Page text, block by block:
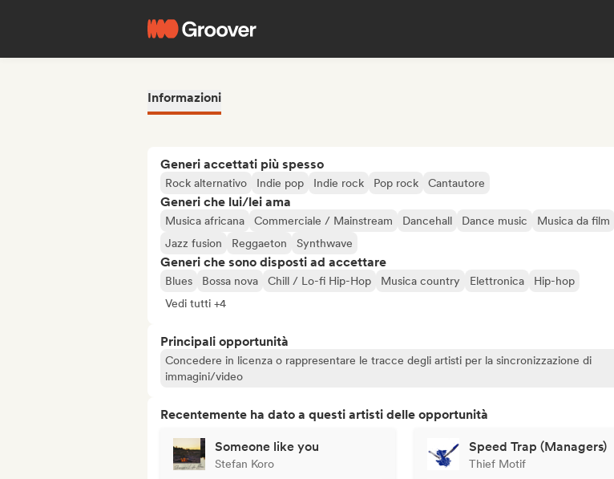
Informazioni
Generi accettati più spesso
Rock alternativo Indie pop Indie rock Pop rock Cantautore
Generi che lui/lei ama
Musica africana Commerciale / Mainstream Dancehall Dance music Musica da film
Jazz fusion
Reggaeton Synthwave
Generi che sono disposti ad accettare
Blues Bossa nova Chill / Lo-fi Hip-Hop Musica country Elettronica
Hip-hop
Vedi tutti +4
Principali opportunità
Concedere in licenza o rappresentare le tracce degli artisti per la sincronizzazione di
immagini/video
Recentemente ha dato a questi artisti delle opportunità
Someone like you
Stefan Koro
Speed Trap (Managers)
Thief Motif